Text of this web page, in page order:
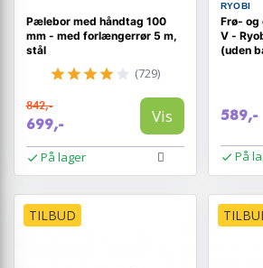
Pælebor med håndtag 100
mm - med forlængerrør 5 m,
stål
(729)
842,-
699,- Vis
På lager
RYOBI
Frø- og
V -
(uden
589,-
På
TILBUD